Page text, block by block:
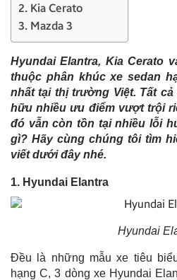
2. Kia Cerato
3. Mazda 3
Hyundai Elantra, Kia Cerato
thuộc phân khúc xe sedan
nhất tại thị trường Việt. Tất
hữu nhiều ưu điểm vượt trội
đó vẫn còn tồn tại nhiều lỗi
gì? Hãy cùng chúng tôi tìm
viết dưới đây nhé.
1. Hyundai Elantra
Hyundai
Đều là những mẫu xe tiêu
hạng C, 3 dòng xe Hyundai